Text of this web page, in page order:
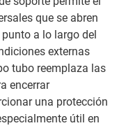
que se abren
a lo largo del
externas
tubo reemplaza las
encerrar
una protección
útil en